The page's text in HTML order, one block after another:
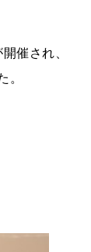
催され、
。